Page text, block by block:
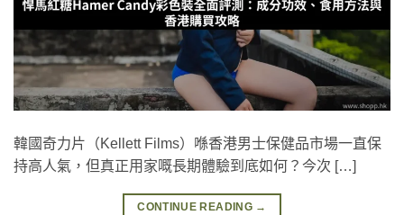
韓國奇力片（Kellett Films）喺香港男士保健品市場一直保
持高人氣，但真正用家嘅長期體驗到底如何？今次 […]
CONTINUE READING →